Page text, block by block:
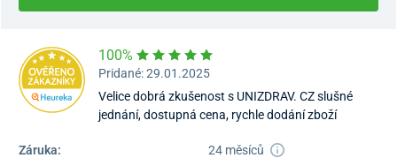
100%
Pridané: 29.01.2025
Velice dobrá zkušenost s UNIZDRAV. CZ slušné
jednání, dostupná cena, rychle dodání zboží
Záruka: 24 měsíců